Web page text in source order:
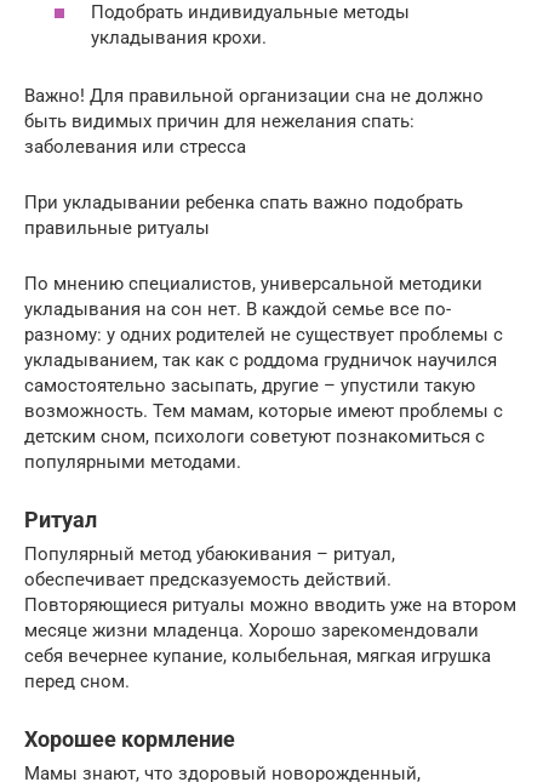
Подобрать индивидуальные методы
укладывания крохи.
Важно! Для правильной организации сна не должно
быть видимых причин для нежелания спать:
заболевания или стресса
При укладывании ребенка спать важно подобрать
правильные ритуалы
По мнению специалистов, универсальной методики
укладывания на сон нет. В каждой семье все по-
разному: у одних родителей не существует проблемы с
укладыванием, так как с роддома грудничок научился
самостоятельно засыпать, другие – упустили такую
возможность. Тем мамам, которые имеют проблемы с
детским сном, психологи советуют познакомиться с
популярными методами.
Ритуал
Популярный метод убаюкивания – ритуал,
обеспечивает предсказуемость действий.
Повторяющиеся ритуалы можно вводить уже на втором
месяце жизни младенца. Хорошо зарекомендовали
себя вечернее купание, колыбельная, мягкая игрушка
перед сном.
Хорошее кормление
Мамы знают, что здоровый новорожденный,